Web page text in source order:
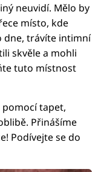
neuvidí. Mělo by
místo, kde
dne, trávíte intimní
skvěle a mohli
tuto místnost
pomocí tapet,
Přinášíme
Podívejte se do